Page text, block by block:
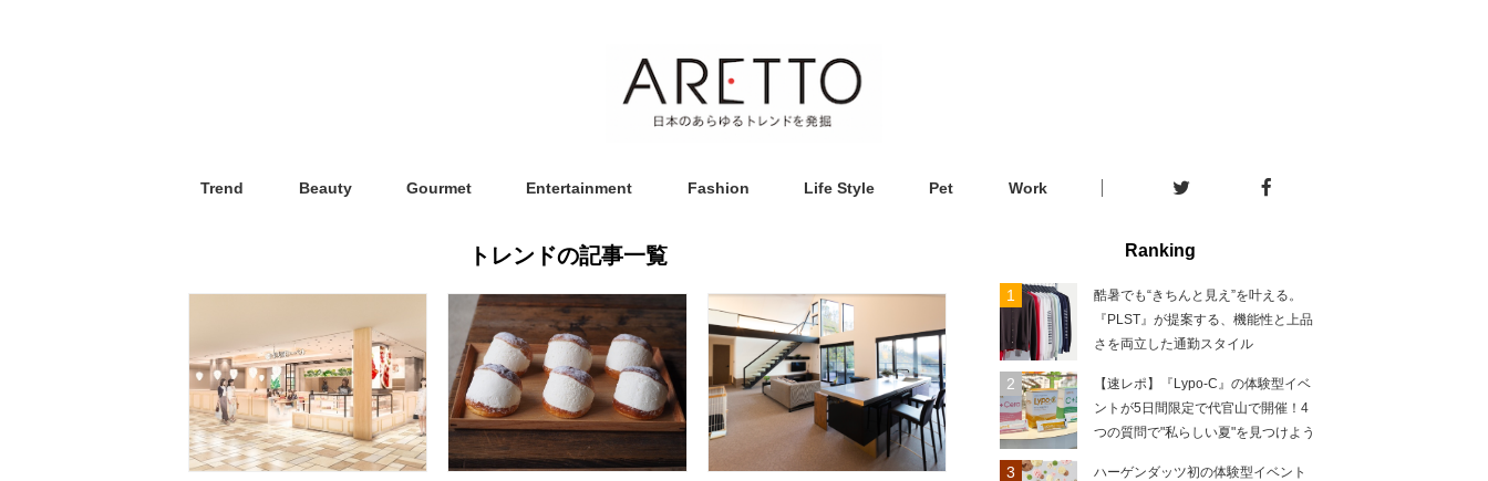
Trend Beauty Gourmet Entertainment Fashion Life Style Pet Work
トレンドの記事一覧 Ranking
酷暑でも“きちんと見え”を叶える。
『PLST』が提案する、機能性と上品
さを両立した通勤スタイル
【速レポ】『Lypo-C』の体験型イベ
ントが5日間限定で代官山で開催！4
つの質問で"私らしい夏"を見つけよう
ハーゲンダッツ初の体験型イベント